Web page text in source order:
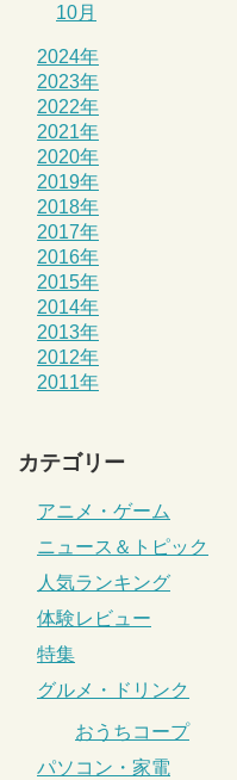
10月
2024年
2023年
2022年
2021年
2020年
2019年
2018年
2017年
2016年
2015年
2014年
2013年
2012年
2011年
カテゴリー
アニメ・ゲーム
ニュース＆トピック
人気ランキング
体験レビュー
特集
グルメ・ドリンク
おうちコープ
パソコン・家電